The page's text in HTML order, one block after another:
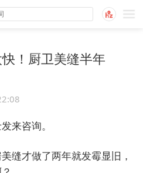
！厨卫美缝半年
来咨询。
缝才做了两年就发霉显旧，